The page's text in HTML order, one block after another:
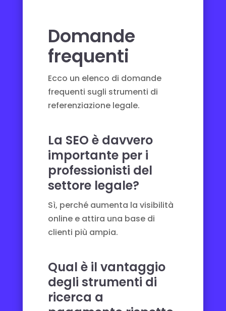
Domande
frequenti
Ecco un elenco di domande
frequenti sugli strumenti di
referenziazione legale.
La SEO è davvero
importante per i
professionisti del
settore legale?
Sì, perché aumenta la visibilità
online e attira una base di
clienti più ampia.
Qual è il vantaggio
degli strumenti di
ricerca a